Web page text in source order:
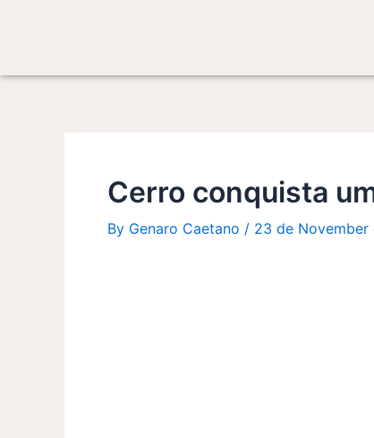
Cerro conquista
By Genaro Caetano / 23 de November